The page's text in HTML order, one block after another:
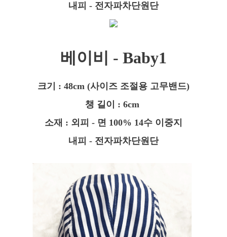
내피 - 전자파차단원단
베이비 - Baby1
크기 : 48cm (사이즈 조절용 고무밴드)
챙 길이 : 6cm
소재 : 외피 - 면 100% 14수 이중지
내피 - 전자파차단원단